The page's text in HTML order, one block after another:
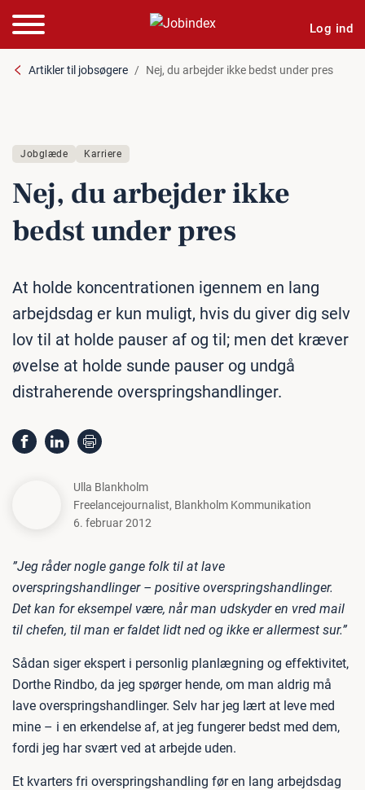
Log ind
Artikler til jobsøgere Nej, du arbejder ikke bedst under pres
Jobglæde Karriere
Nej, du arbejder ikke
bedst under pres
At holde koncentrationen igennem en lang
arbejdsdag er kun muligt, hvis du giver dig selv
lov til at holde pauser af og til; men det kræver
øvelse at holde sunde pauser og undgå
distraherende overspringshandlinger.
Ulla Blankholm
Freelancejournalist, Blankholm Kommunikation
6. februar 2012
”Jeg råder nogle gange folk til at lave
overspringshandlinger – positive overspringshandlinger.
Det kan for eksempel være, når man udskyder en vred mail
til chefen, til man er faldet lidt ned og ikke er allermest sur.”
Sådan siger ekspert i personlig planlægning og effektivitet,
Dorthe Rindbo, da jeg spørger hende, om man aldrig må
lave overspringshandlinger. Selv har jeg lært at leve med
mine – i en erkendelse af, at jeg fungerer bedst med dem,
fordi jeg har svært ved at arbejde uden.
Et kvarters fri overspringshandling før en lang arbejdsdag